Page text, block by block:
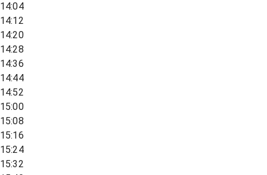
14:04
14:12
14:20
14:28
14:36
14:44
14:52
15:00
15:08
15:16
15:24
15:32